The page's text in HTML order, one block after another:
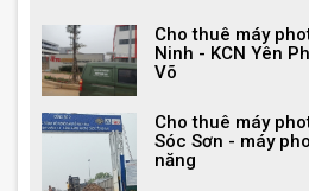
Cho thuê máy
Ninh - KCN Yên
Võ
Cho thuê máy
Sóc Sơn - máy
năng